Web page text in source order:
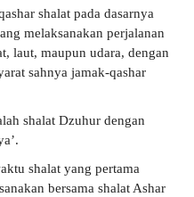
shalat pada dasarnya
melaksanakan perjalanan
laut, maupun udara, dengan
sahnya jamak-qashar
shalat Dzuhur dengan
shalat yang pertama
bersama shalat Ashar